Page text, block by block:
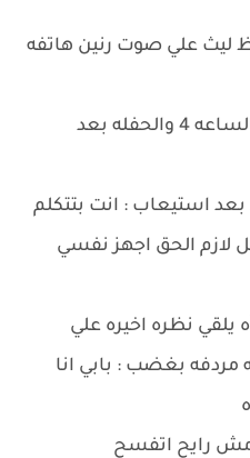
ليث علي صوت رنين هاتفه
امجد بضيق : انت لسه نايم الساعه 4 والحفله بعد
بعد استيعاب : انت بتتكلم
يلقي نظره اخيره علي
بغضب : بابي انا
رايح اتفسح